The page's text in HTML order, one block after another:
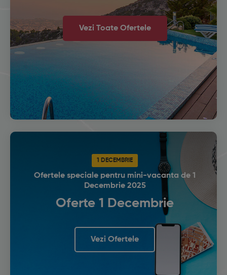
Vezi Toate Ofertele
1 DECEMBRIE
Ofertele speciale pentru mini-vacanta de 1
Decembrie 2025
Oferte 1 Decembrie
Vezi Ofertele